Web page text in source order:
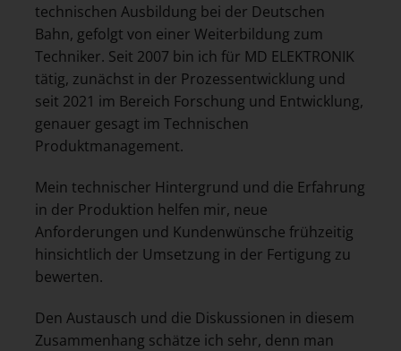
technischen Ausbildung bei der Deutschen
Bahn, gefolgt von einer Weiterbildung zum
Techniker. Seit 2007 bin ich für MD ELEKTRONIK
tätig, zunächst in der Prozessentwicklung und
seit 2021 im Bereich Forschung und Entwicklung,
genauer gesagt im Technischen
Produktmanagement.
Mein technischer Hintergrund und die Erfahrung
in der Produktion helfen mir, neue
Anforderungen und Kundenwünsche frühzeitig
hinsichtlich der Umsetzung in der Fertigung zu
bewerten.
Den Austausch und die Diskussionen in diesem
Zusammenhang schätze ich sehr, denn man